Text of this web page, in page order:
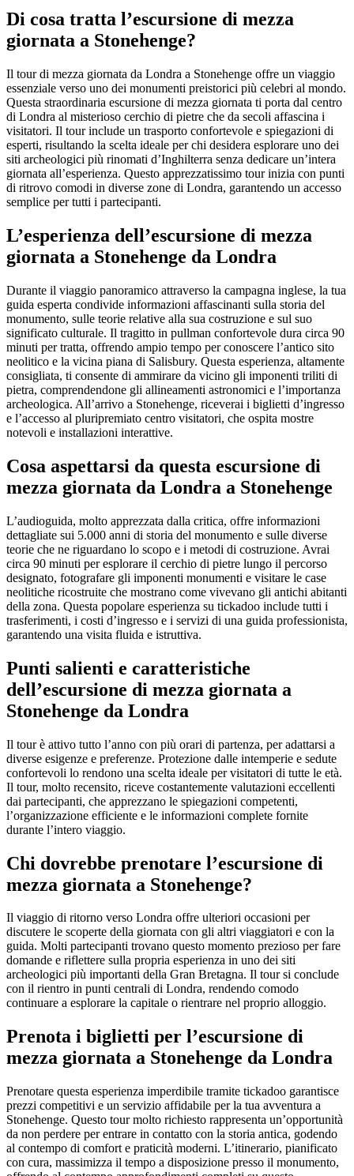
Di cosa tratta l’escursione di mezza
giornata a Stonehenge?
Il tour di mezza giornata da Londra a Stonehenge offre un viaggio
essenziale verso uno dei monumenti preistorici più celebri al mondo.
Questa straordinaria escursione di mezza giornata ti porta dal centro
di Londra al misterioso cerchio di pietre che da secoli affascina i
visitatori. Il tour include un trasporto confortevole e spiegazioni di
esperti, risultando la scelta ideale per chi desidera esplorare uno dei
siti archeologici più rinomati d’Inghilterra senza dedicare un’intera
giornata all’esperienza. Questo apprezzatissimo tour inizia con punti
di ritrovo comodi in diverse zone di Londra, garantendo un accesso
semplice per tutti i partecipanti.
L’esperienza dell’escursione di mezza
giornata a Stonehenge da Londra
Durante il viaggio panoramico attraverso la campagna inglese, la tua
guida esperta condivide informazioni affascinanti sulla storia del
monumento, sulle teorie relative alla sua costruzione e sul suo
significato culturale. Il tragitto in pullman confortevole dura circa 90
minuti per tratta, offrendo ampio tempo per conoscere l’antico sito
neolitico e la vicina piana di Salisbury. Questa esperienza, altamente
consigliata, ti consente di ammirare da vicino gli imponenti triliti di
pietra, comprendendone gli allineamenti astronomici e l’importanza
archeologica. All’arrivo a Stonehenge, riceverai i biglietti d’ingresso
e l’accesso al pluripremiato centro visitatori, che ospita mostre
notevoli e installazioni interattive.
Cosa aspettarsi da questa escursione di
mezza giornata da Londra a Stonehenge
L’audioguida, molto apprezzata dalla critica, offre informazioni
dettagliate sui 5.000 anni di storia del monumento e sulle diverse
teorie che ne riguardano lo scopo e i metodi di costruzione. Avrai
circa 90 minuti per esplorare il cerchio di pietre lungo il percorso
designato, fotografare gli imponenti monumenti e visitare le case
neolitiche ricostruite che mostrano come vivevano gli antichi abitanti
della zona. Questa popolare esperienza su tickadoo include tutti i
trasferimenti, i costi d’ingresso e i servizi di una guida professionista,
garantendo una visita fluida e istruttiva.
Punti salienti e caratteristiche
dell’escursione di mezza giornata a
Stonehenge da Londra
Il tour è attivo tutto l’anno con più orari di partenza, per adattarsi a
diverse esigenze e preferenze. Protezione dalle intemperie e sedute
confortevoli lo rendono una scelta ideale per visitatori di tutte le età.
Il tour, molto recensito, riceve costantemente valutazioni eccellenti
dai partecipanti, che apprezzano le spiegazioni competenti,
l’organizzazione efficiente e le informazioni complete fornite
durante l’intero viaggio.
Chi dovrebbe prenotare l’escursione di
mezza giornata a Stonehenge?
Il viaggio di ritorno verso Londra offre ulteriori occasioni per
discutere le scoperte della giornata con gli altri viaggiatori e con la
guida. Molti partecipanti trovano questo momento prezioso per fare
domande e riflettere sulla propria esperienza in uno dei siti
archeologici più importanti della Gran Bretagna. Il tour si conclude
con il rientro in punti centrali di Londra, rendendo comodo
continuare a esplorare la capitale o rientrare nel proprio alloggio.
Prenota i biglietti per l’escursione di
mezza giornata a Stonehenge da Londra
Prenotare questa esperienza imperdibile tramite tickadoo garantisce
prezzi competitivi e un servizio affidabile per la tua avventura a
Stonehenge. Questo tour molto richiesto rappresenta un’opportunità
da non perdere per entrare in contatto con la storia antica, godendo
al contempo di comfort e praticità moderni. L’itinerario, pianificato
con cura, massimizza il tempo a disposizione presso il monumento,